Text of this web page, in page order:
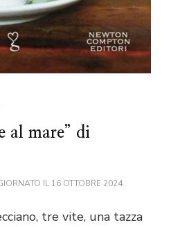
al mare” di
IL16 OTTOBRE 2024
tre vite, una tazza